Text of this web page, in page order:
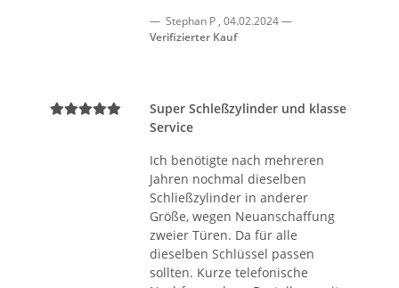
Stephan P , 04.02.2024
Verifizierter Kauf
Super Schleßzylinder und klasse
Service
Ich benötigte nach mehreren
Jahren nochmal dieselben
Schließzylinder in anderer
Größe, wegen Neuanschaffung
zweier Türen. Da für alle
dieselben Schlüssel passen
sollten. Kurze telefonische